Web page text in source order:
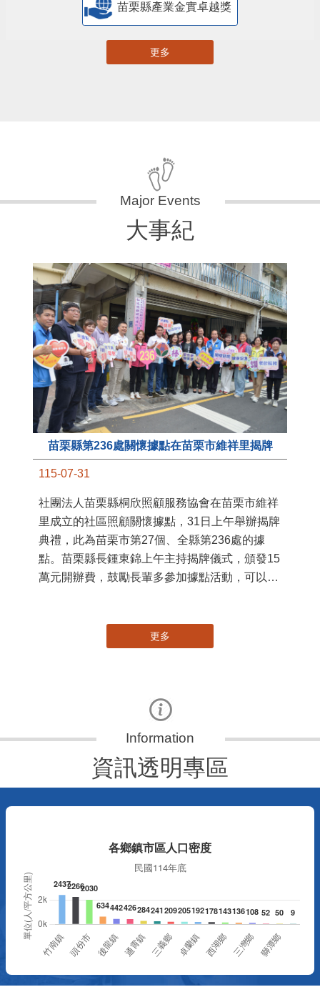
苗栗縣產業金實卓越獎
更多
大事紀
苗栗縣第236處關懷據點在苗栗市維祥里揭牌
115-07-31
社團法人苗栗縣桐欣照顧服務協會在苗栗市維祥
里成立的社區照顧關懷據點，31日上午舉辦揭牌
典禮，此為苗栗市第27個、全縣第236處的據
點。苗栗縣長鍾東錦上午主持揭牌儀式，頒發15
萬元開辦費，鼓勵長輩多參加據點活動，可以更
更多
資訊透明專區